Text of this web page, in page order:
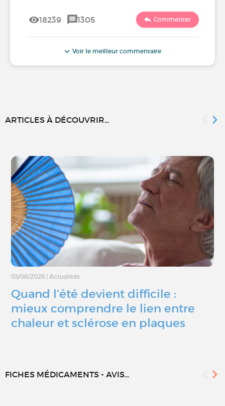
18239 1305 Commenter
Voir le meilleur commentaire
ARTICLES À DÉCOUVRIR...
03/08/2026 Actualités
Quand l’été devient difficile :
mieux comprendre le lien entre
chaleur et sclérose en plaques
FICHES MÉDICAMENTS - AVIS...